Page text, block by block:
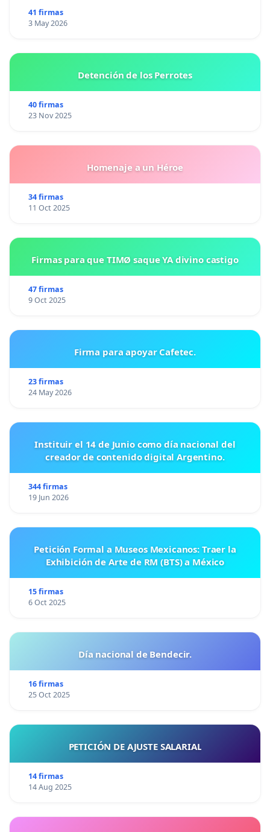
41 firmas
3 May 2026
Detención de los Perrotes
40 firmas
23 Nov 2025
Homenaje a un Héroe
34 firmas
11 Oct 2025
Firmas para que TIMØ saque YA divino castigo
47 firmas
9 Oct 2025
Firma para apoyar Cafetec.
23 firmas
24 May 2026
Instituir el 14 de Junio como día nacional del
creador de contenido digital Argentino.
344 firmas
19 Jun 2026
Petición Formal a Museos Mexicanos: Traer la
Exhibición de Arte de RM (BTS) a México
15 firmas
6 Oct 2025
Día nacional de Bendecir.
16 firmas
25 Oct 2025
PETICIÓN DE AJUSTE SALARIAL
14 firmas
14 Aug 2025